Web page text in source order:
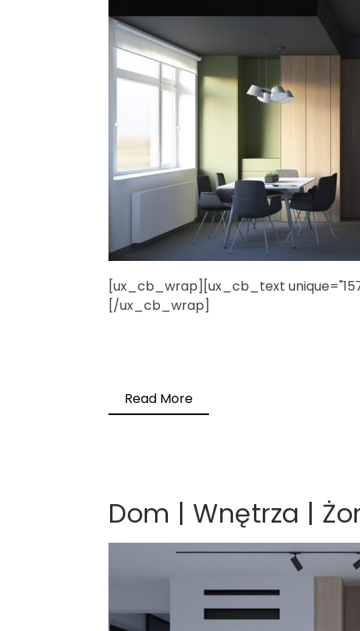
[ux_cb_wrap][ux_cb_text
[/ux_cb_wrap]
Read More
Dom | Wnętrza |